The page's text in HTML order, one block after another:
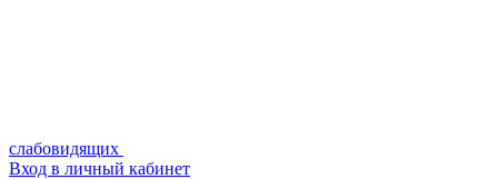
слабовидящих
Вход в личный кабинет